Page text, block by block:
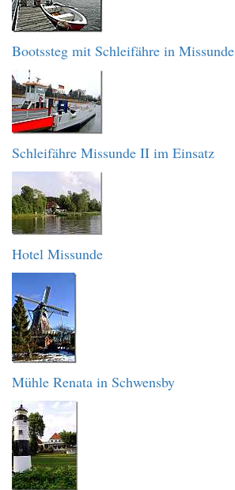
Bootssteg mit Schleifähre in Missunde
Schleifähre Missunde II im Einsatz
Hotel Missunde
Mühle Renata in Schwensby